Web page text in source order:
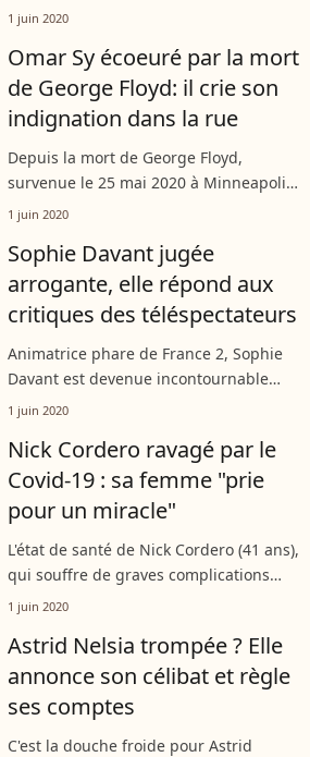
revient sur son clash avec Kanye West,
publiquement adressé son soutien à
Donald...
1 juin 2020
Omar Sy écoeuré par la mort
de George Floyd: il crie son
indignation dans la rue
Depuis la mort de George Floyd,
survenue le 25 mai 2020 à Minneapolis
après une arrestation musclée qui a
émoi. Habitant à Los Angeles depuis
plusieurs...
1 juin 2020
Sophie Davant jugée
arrogante, elle répond aux
critiques des téléspectateurs
Animatrice phare de France 2, Sophie
Davant est devenue incontournable
dans le quotidien des Français. Une
d'admirateurs, mais aussi beaucoup
de...
1 juin 2020
Nick Cordero ravagé par le
Covid-19 : sa femme "prie
pour un miracle"
L'état de santé de Nick Cordero (41 ans),
qui souffre de graves complications
liées au coronavirus, stagne. Réveillé
inconscient, l'acteur amputé...
1 juin 2020
Astrid Nelsia trompée ? Elle
annonce son célibat et règle
ses comptes
C'est la douche froide pour Astrid